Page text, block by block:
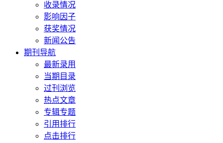
收录情况
影响因子
获奖情况
新闻公告
期刊导航
最新录用
当期目录
过刊浏览
热点文章
专辑专题
引用排行
点击排行